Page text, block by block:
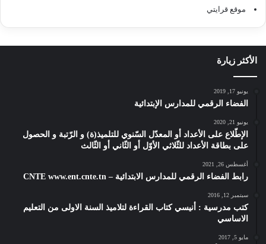
موقع قرايتي
الأكثر زيارة
يونيو 17, 2019
الفضاء الرقمي للمدارس الإبتدائية
يونيو 21, 2020
الإطّلاع على الأعداد أو المعدّل السّنوي للتلميذ(ة) و الرّتبة و الحصول
على بطاقة الأعداد للثّلاثي الأوّل أو الثّاني أو الثّالث
أغسطس 26, 2021
رابط الفضاء الرقمي للمدارس الابتدائية – CNTE www.ent.cnte.tn
سبتمبر 12, 2016
كتب مدرسية : أنيسي كتاب القراءة لتلاميذ السنة الاولى من التعليم
الاساسي
مايو 5, 2017